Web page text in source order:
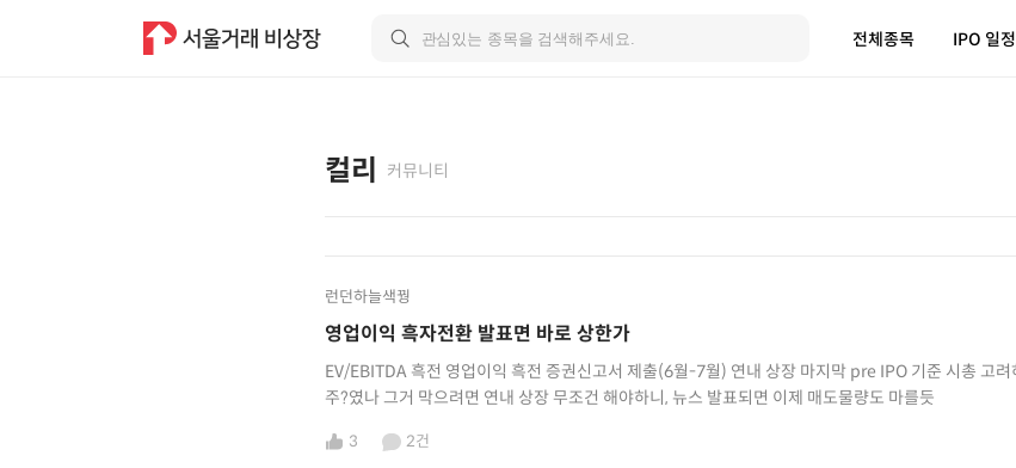
전체종목 IPO 일정
컬리 커뮤니티
런던하늘색꿩
영업이익 흑자전환 발표면 바로 상한가
EV/EBITDA 흑전 영업이익 흑전 증권신고서 제출(6월-7월) 연내 상장 마지막 pre IPO 기준 시총 고려하면, 연내 상장 못하면 옵션행사 1.8
주?였나 그거 막으려면 연내 상장 무조건 해야하니, 뉴스 발표되면 이제 매도물량도 마를듯
3 2건